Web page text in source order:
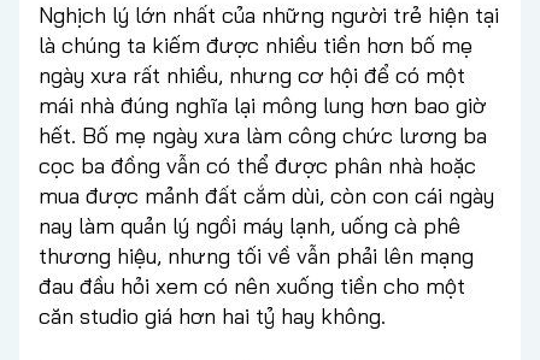
Nghịch lý lớn nhất của những người trẻ hiện tại
là chúng ta kiếm được nhiều tiền hơn bố mẹ
ngày xưa rất nhiều, nhưng cơ hội để có một
mái nhà đúng nghĩa lại mông lung hơn bao giờ
hết. Bố mẹ ngày xưa làm công chức lương ba
cọc ba đồng vẫn có thể được phân nhà hoặc
mua được mảnh đất cắm dùi, còn con cái ngày
nay làm quản lý ngồi máy lạnh, uống cà phê
thương hiệu, nhưng tối về vẫn phải lên mạng
đau đầu hỏi xem có nên xuống tiền cho một
căn studio giá hơn hai tỷ hay không.